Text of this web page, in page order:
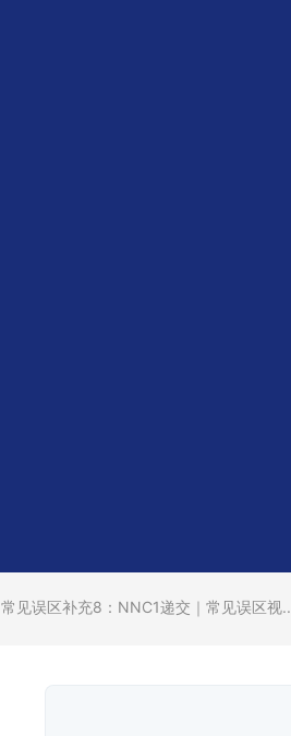
常见误区补充8：NNC1递交｜常见误区视